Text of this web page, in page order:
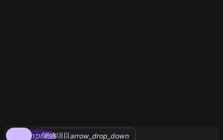
compress
関連項目arrow_drop_down